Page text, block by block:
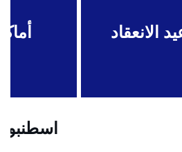
الانعقاد